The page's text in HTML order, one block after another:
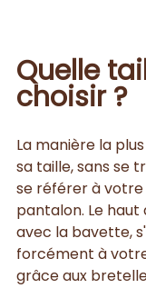
Quelle
choisir ?
La manière la
sa taille, sans se
se référer à
pantalon. Le
avec la bavette,
forcément à
grâce aux